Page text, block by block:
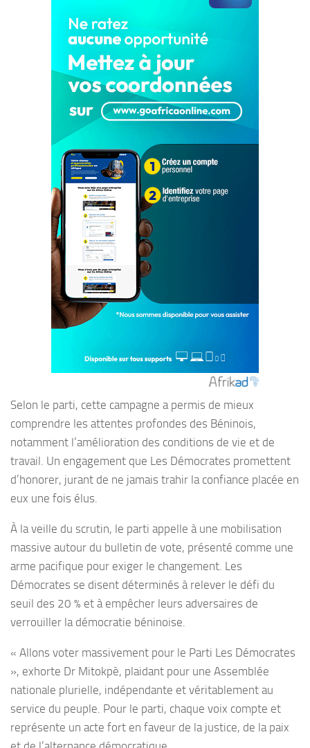
Selon le parti, cette campagne a permis de mieux
comprendre les attentes profondes des Béninois,
notamment l’amélioration des conditions de vie et de
travail. Un engagement que Les Démocrates promettent
d’honorer, jurant de ne jamais trahir la confiance placée en
eux une fois élus.
À la veille du scrutin, le parti appelle à une mobilisation
massive autour du bulletin de vote, présenté comme une
arme pacifique pour exiger le changement. Les
Démocrates se disent déterminés à relever le défi du
seuil des 20 % et à empêcher leurs adversaires de
verrouiller la démocratie béninoise.
« Allons voter massivement pour le Parti Les Démocrates
», exhorte Dr Mitokpè, plaidant pour une Assemblée
nationale plurielle, indépendante et véritablement au
service du peuple. Pour le parti, chaque voix compte et
représente un acte fort en faveur de la justice, de la paix